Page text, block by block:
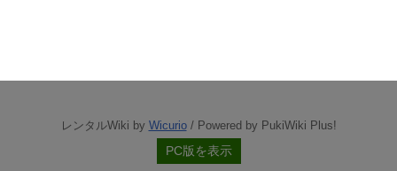
レンタルWiki by Wicurio/ Powered by PukiWiki Plus!
PC版を表示